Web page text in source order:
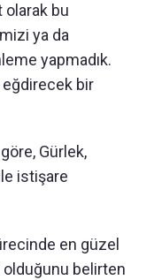
olarak bu
ya da
yapmadık.
eğdirecek bir
Gürlek,
istişare
en güzel
olduğunu belirten